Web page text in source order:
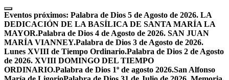
Eventos próximos: Palabra de Dios 5 de Agosto de 2026. LA
DEDICACIÓN DE LA BASÍLICA DE SANTA MARÍA LA
MAYOR.Palabra de Dios 4 de Agosto de 2026. SAN JUAN
MARÍA VIANNEY.Palabra de Dios 3 de Agosto de 2026.
Lunes XVIII de Tiempo Ordinario.Palabra de Dios 2 de Agosto
de 2026. XVIII DOMINGO DEL TIEMPO
ORDINARIO.Palabra de Dios 1º de agosto 2026.San Alfonso